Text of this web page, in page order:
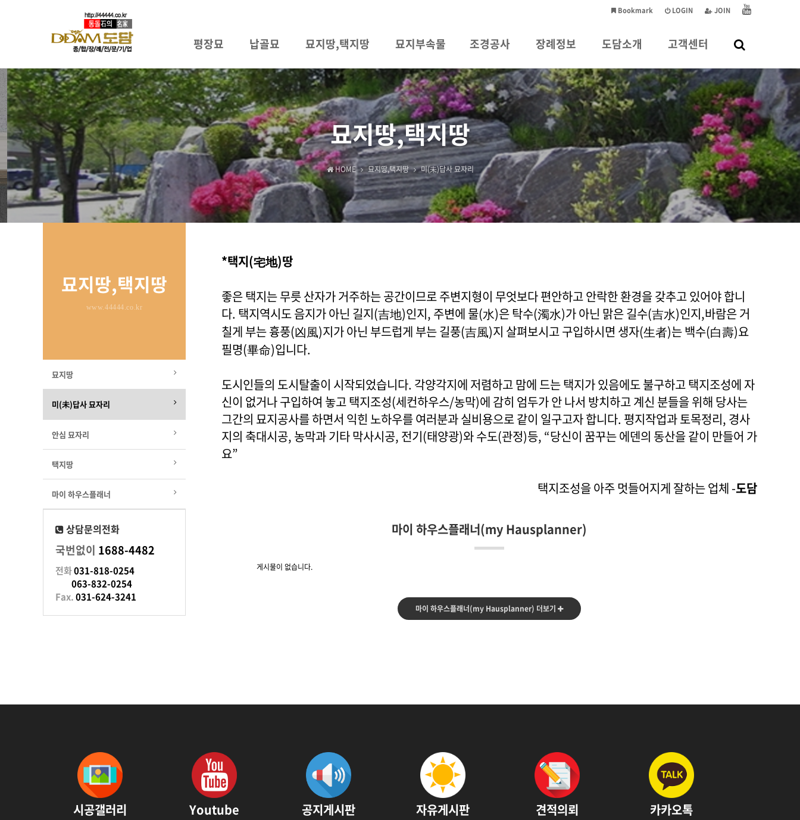
JOIN
LOGIN
Bookmark
평장묘 납골묘 묘지땅,택지땅 묘지부속물 조경공사 장례정보 도담소개
하위분류
고객센터
하위분류
묘지땅,택지땅
HOME 묘지땅,택지땅 미(未)답사 묘자리
*택지(宅地)땅
좋은 택지는 무릇 산자가 거주하는 공간이므로 주변지형이 무엇보다 편안하고 안락한 환경을 갖추고 있어야 합니
다. 택지역시도 음지가 아닌 길지(吉地)인지, 주변에 물(水)은 탁수(濁水)가 아닌 맑은 길수(吉水)인지,바람은 거
칠게 부는 흉풍(凶風)지가 아닌 부드럽게 부는 길풍(吉風)지 살펴보시고 구입하시면 생자(生者)는 백수(白壽)요
필명(畢命)입니다.
도시인들의 도시탈출이 시작되었습니다. 각양각지에 저렴하고 맘에 드는 택지가 있음에도 불구하고 택지조성에 자
신이 없거나 구입하여 놓고 택지조성(세컨하우스/농막)에 감히 엄두가 안 나서 방치하고 계신 분들을 위해 당사는
그간의 묘지공사를 하면서 익힌 노하우를 여러분과 실비용으로 같이 일구고자 합니다. 평지작업과 토목정리, 경사
지의 축대시공, 농막과 기타 막사시공, 전기(태양광)와 수도(관정)등, “당신이 꿈꾸는 에덴의 동산을 같이 만들어 가
요”
택지조성을 아주 멋들어지게 잘하는 업체 -도담
마이 하우스플래너(my Hausplanner)
게시물이 없습니다.
마이 하우스플래너(my Hausplanner) 더보기
묘지땅,택지땅
www.44444.co.kr
묘지땅
미(未)답사 묘자리
안심 묘자리
택지땅
마이 하우스플래너
상담문의전화
국번없이 1688-4482
전화031-818-0254
063-832-0254
Fax.031-624-3241
시공갤러리 Youtube 공지게시판 자유게시판 견적의뢰 카카오톡